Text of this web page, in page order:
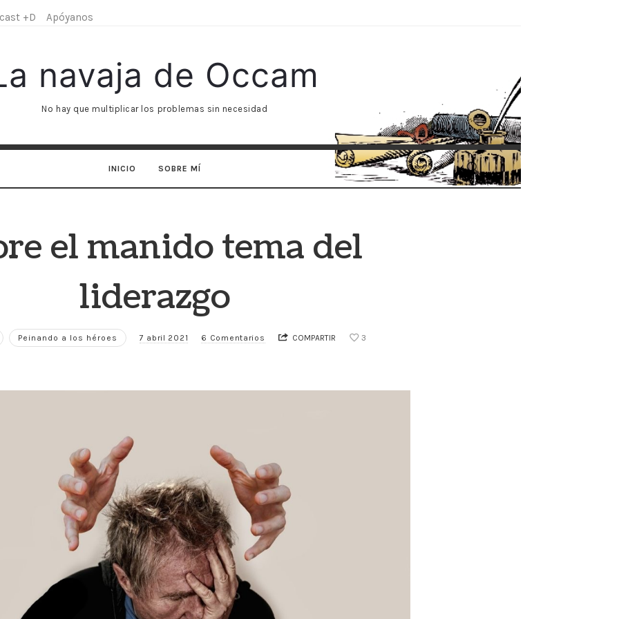
+D Apóyanos
navaja
navaja de Occam
No hay que multiplicar los problemas sin necesidad
INICIO SOBRE MÍ
el manido tema del
liderazgo
Peinando a los héroes 7 abril 2021 6 Comentarios COMPARTIR 3